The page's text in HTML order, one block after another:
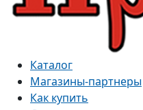
Каталог
Магазины-партнеры
Как купить